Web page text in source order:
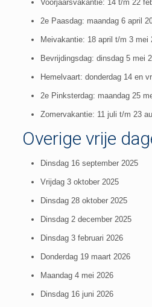
Voorjaarsvakantie: 14 t/m 22
2e Paasdag: maandag 6 april
Meivakantie: 18 april t/m 3 mei
Bevrijdingsdag: dinsdag 5 mei
Hemelvaart: donderdag 14 en
2e Pinksterdag: maandag 25
Zomervakantie: 11 juli t/m 23
Overige vrije
Dinsdag 16 september 2025
Vrijdag 3 oktober 2025
Dinsdag 28 oktober 2025
Dinsdag 2 december 2025
Dinsdag 3 februari 2026
Donderdag 19 maart 2026
Maandag 4 mei 2026
Dinsdag 16 juni 2026